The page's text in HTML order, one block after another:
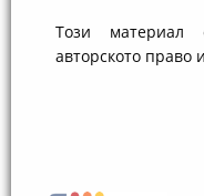
Този
авторското право